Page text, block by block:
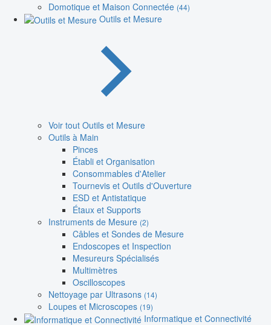
Domotique et Maison Connectée (44)
Outils et Mesure
Voir tout Outils et Mesure
Outils à Main
Pinces
Établi et Organisation
Consommables d'Atelier
Tournevis et Outils d'Ouverture
ESD et Antistatique
Étaux et Supports
Instruments de Mesure (2)
Câbles et Sondes de Mesure
Endoscopes et Inspection
Mesureurs Spécialisés
Multimètres
Oscilloscopes
Nettoyage par Ultrasons (14)
Loupes et Microscopes (19)
Informatique et Connectivité